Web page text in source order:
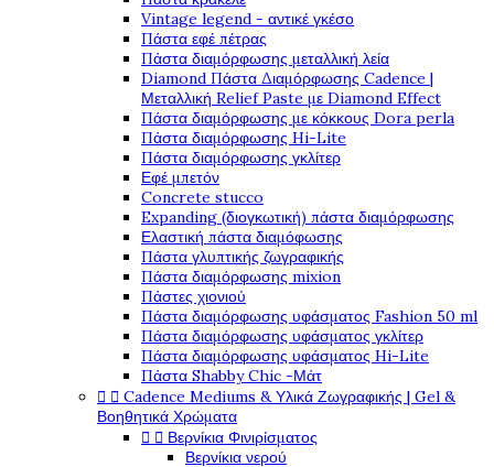
Vintage legend - αντικέ γκέσο
Πάστα εφέ πέτρας
Πάστα διαμόρφωσης μεταλλική λεία
Diamond Πάστα Διαμόρφωσης Cadence |
Μεταλλική Relief Paste με Diamond Effect
Πάστα διαμόρφωσης με κόκκους Dora perla
Πάστα διαμόρφωσης Hi-Lite
Πάστα διαμόρφωσης γκλίτερ
Εφέ μπετόν
Concrete stucco
Expanding (διογκωτική) πάστα διαμόρφωσης
Ελαστική πάστα διαμόφωσης
Πάστα γλυπτικής ζωγραφικής
Πάστα διαμόρφωσης mixion
Πάστες χιονιού
Πάστα διαμόρφωσης υφάσματος Fashion 50 ml
Πάστα διαμόρφωσης υφάσματος γκλίτερ
Πάστα διαμόρφωσης υφάσματος Hi-Lite
Πάστα Shabby Chic -Μάτ
  Cadence Mediums & Υλικά Ζωγραφικής | Gel &
Βοηθητικά Χρώματα
  Βερνίκια Φινιρίσματος
Βερνίκια νερού